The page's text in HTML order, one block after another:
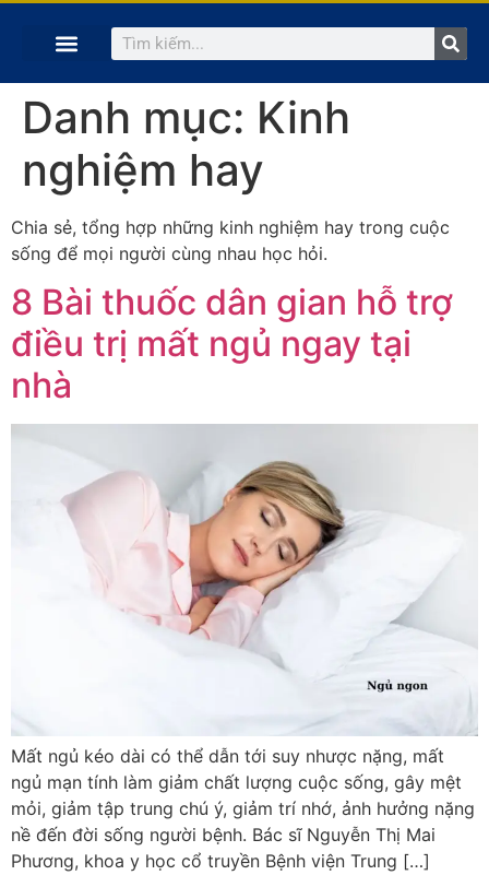
Danh mục: Kinh
nghiệm hay
Chia sẻ, tổng hợp những kinh nghiệm hay trong cuộc
sống để mọi người cùng nhau học hỏi.
8 Bài thuốc dân gian hỗ trợ
điều trị mất ngủ ngay tại
nhà
Mất ngủ kéo dài có thể dẫn tới suy nhược nặng, mất
ngủ mạn tính làm giảm chất lượng cuộc sống, gây mệt
mỏi, giảm tập trung chú ý, giảm trí nhớ, ảnh hưởng nặng
nề đến đời sống người bệnh. Bác sĩ Nguyễn Thị Mai
Phương, khoa y học cổ truyền Bệnh viện Trung […]